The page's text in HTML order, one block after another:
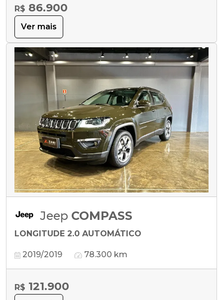
R$ 86.900
Ver mais
Jeep COMPASS
LONGITUDE 2.0 AUTOMÁTICO
2019/2019 78.300 km
R$ 121.900